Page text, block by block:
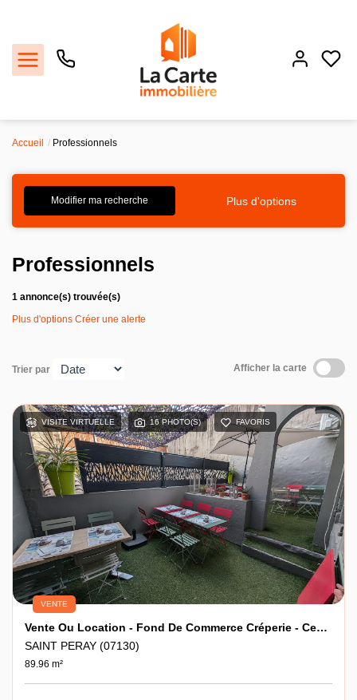
Acheter
Recrutement
Agence
Contact
Accueil Professionnels
Modifier ma recherche Plus d'options
Professionnels
1 annonce(s) trouvée(s)
Plus d'options Créer une alerte
Trier par Afficher la carte
VISITE VIRTUELLE 16 PHOTO(S) FAVORIS
VENTE
Vente Ou Location - Fond De Commerce Créperie - Centre Ville De SAINT-PERAY
SAINT PERAY (07130)
89.96 m²